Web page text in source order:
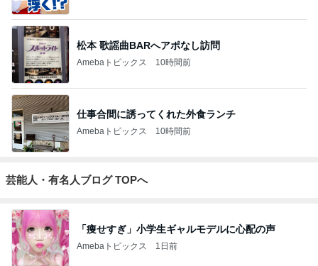
松本 歌謡曲BARへアポなし訪問
Amebaトピックス 10時間前
仕事合間に誘ってくれた外食ランチ
Amebaトピックス 10時間前
芸能人・有名人ブログ TOPへ
「痩せすぎ」小学生ギャルモデルに心配の声
Amebaトピックス 1日前